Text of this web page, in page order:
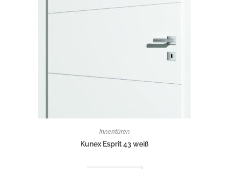
Innentüren
Kunex Esprit 43 weiß